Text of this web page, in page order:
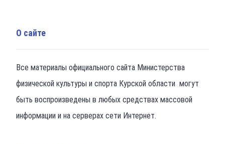
О сайте
Все материалы официального сайта Министерства
физической культуры и спорта Курской области могут
быть воспроизведены в любых средствах массовой
информации и на серверах сети Интернет.